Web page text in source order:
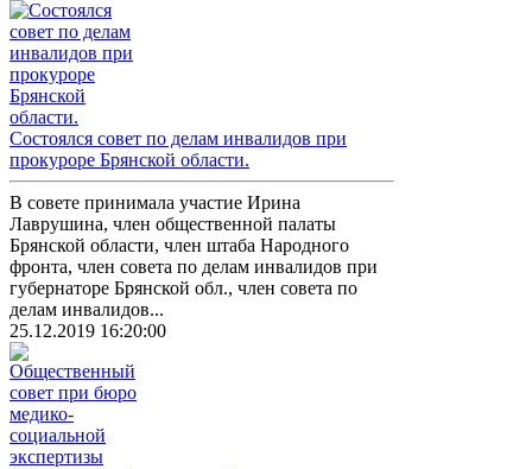
Состоялся совет по делам инвалидов при
прокуроре Брянской области.
В совете принимала участие Ирина
Лаврушина, член общественной палаты
Брянской области, член штаба Народного
фронта, член совета по делам инвалидов при
губернаторе Брянской обл., член совета по
делам инвалидов...
25.12.2019 16:20:00